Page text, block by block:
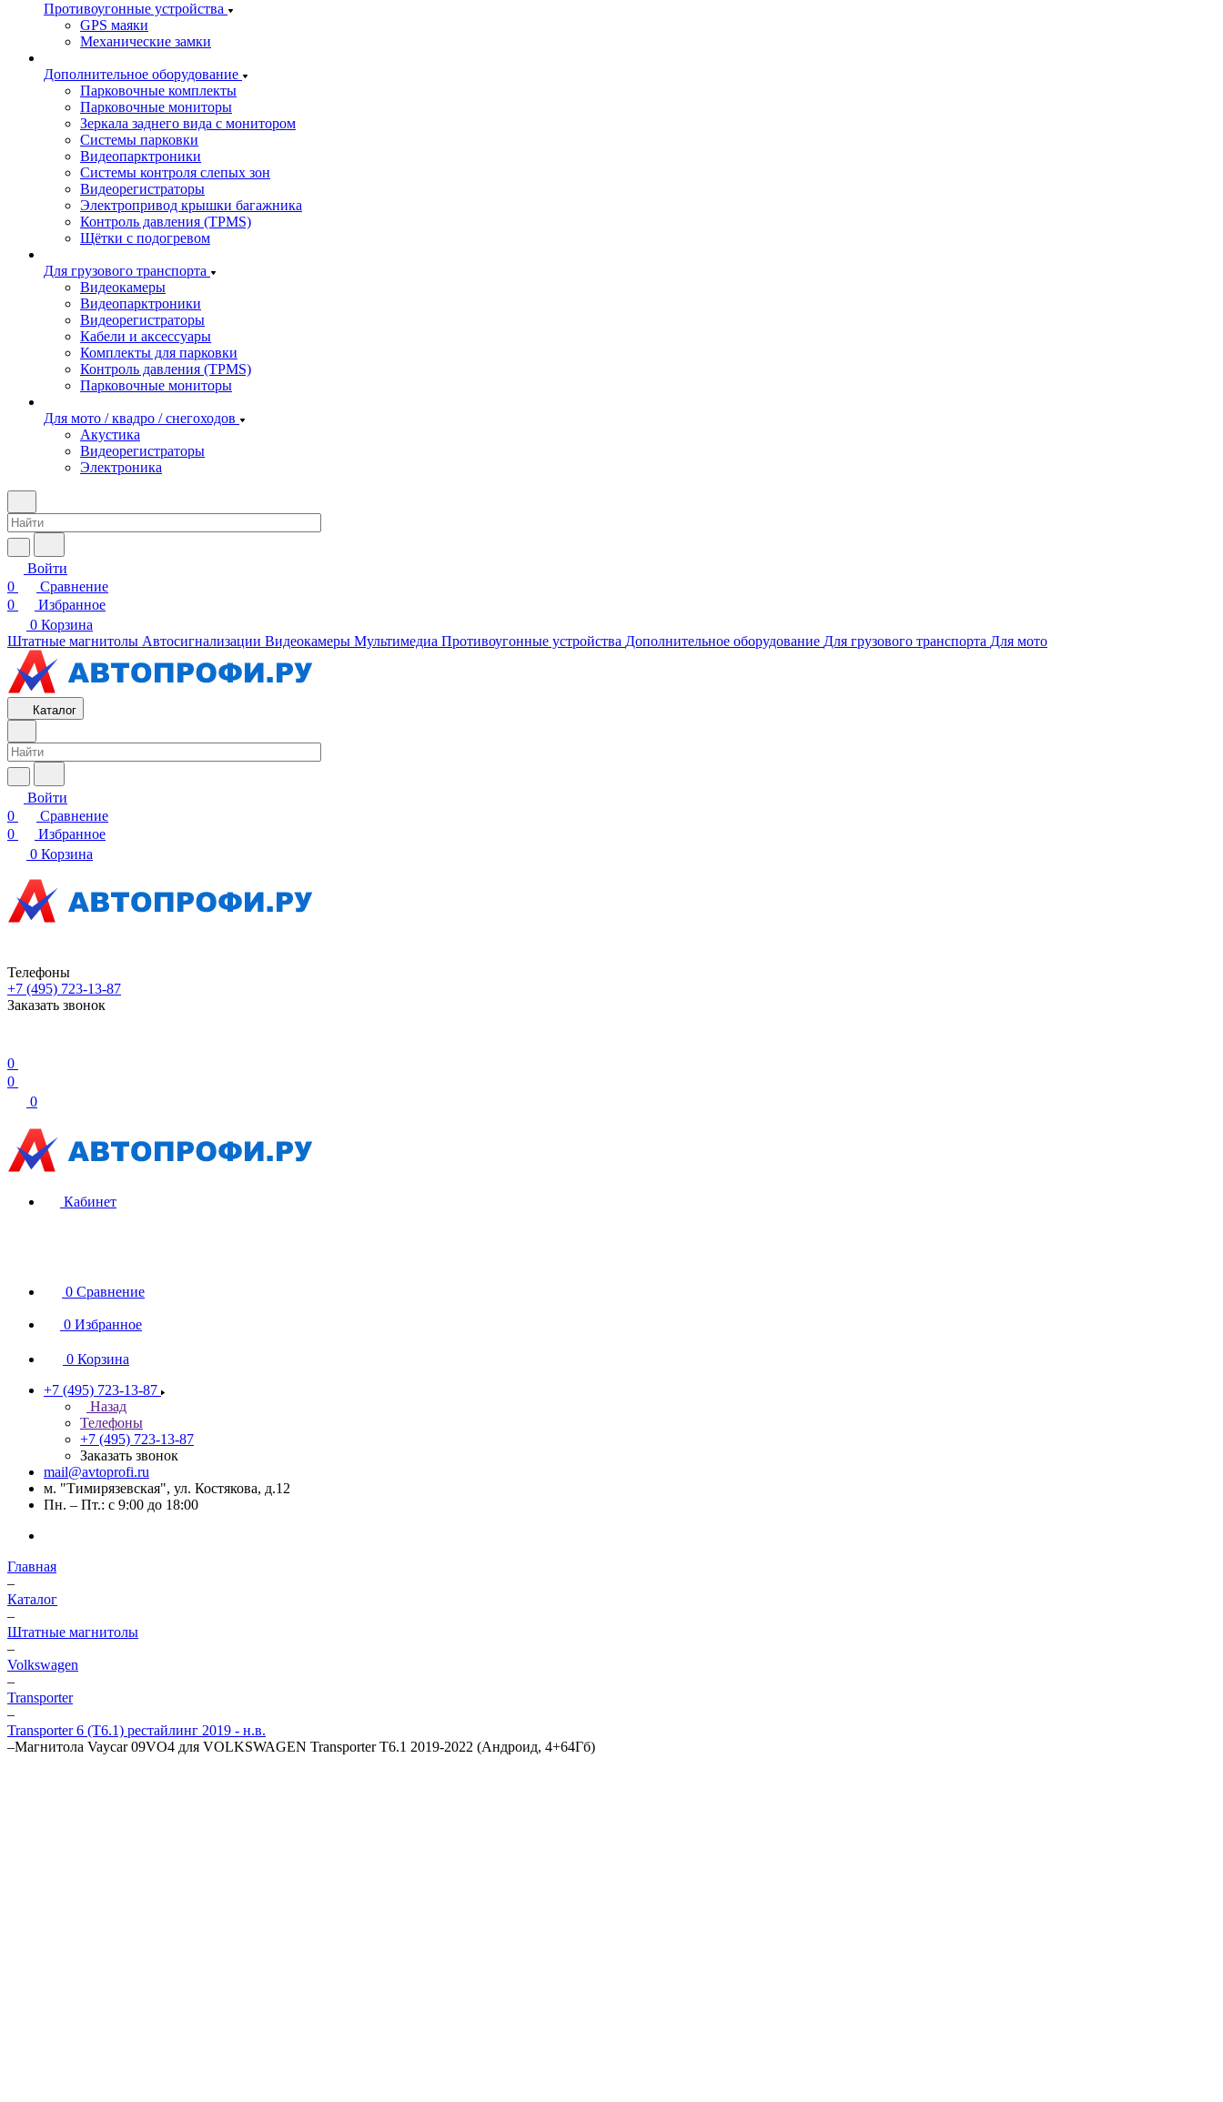
Противоугонные устройства
GPS маяки
Механические замки
Дополнительное оборудование
Парковочные комплекты
Парковочные мониторы
Зеркала заднего вида с монитором
Системы парковки
Видеопарктроники
Системы контроля слепых зон
Видеорегистраторы
Электропривод крышки багажника
Контроль давления (TPMS)
Щётки с подогревом
Для грузового транспорта
Видеокамеры
Видеопарктроники
Видеорегистраторы
Кабели и аксессуары
Комплекты для парковки
Контроль давления (TPMS)
Парковочные мониторы
Для мото / квадро / снегоходов
Акустика
Видеорегистраторы
Электроника
Войти
0
Сравнение
0
Избранное
0 Корзина
Штатные магнитолы Автосигнализации Видеокамеры Мультимедиа Противоугонные устройства Дополнительное оборудование Для грузового транспорта Для мото
Каталог
Войти
0
Сравнение
0
Избранное
0 Корзина
Телефоны
+7 (495) 723-13-87
Заказать звонок
0
0
0
Кабинет
0 Сравнение
0 Избранное
0 Корзина
+7 (495) 723-13-87
Назад
Телефоны
+7 (495) 723-13-87
Заказать звонок
mail@avtoprofi.ru
м. "Тимирязевская", ул. Костякова, д.12
Пн. – Пт.: с 9:00 до 18:00
Главная
–
Каталог
–
Штатные магнитолы
–
Volkswagen
–
Transporter
–
Transporter 6 (T6.1) рестайлинг 2019 - н.в.
–Магнитола Vaycar 09VO4 для VOLKSWAGEN Transporter T6.1 2019-2022 (Андроид, 4+64Гб)